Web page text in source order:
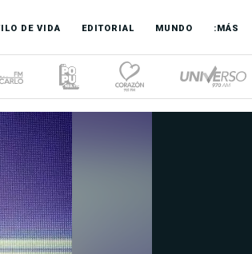
DE VIDA EDITORIAL MUNDO :MÁS